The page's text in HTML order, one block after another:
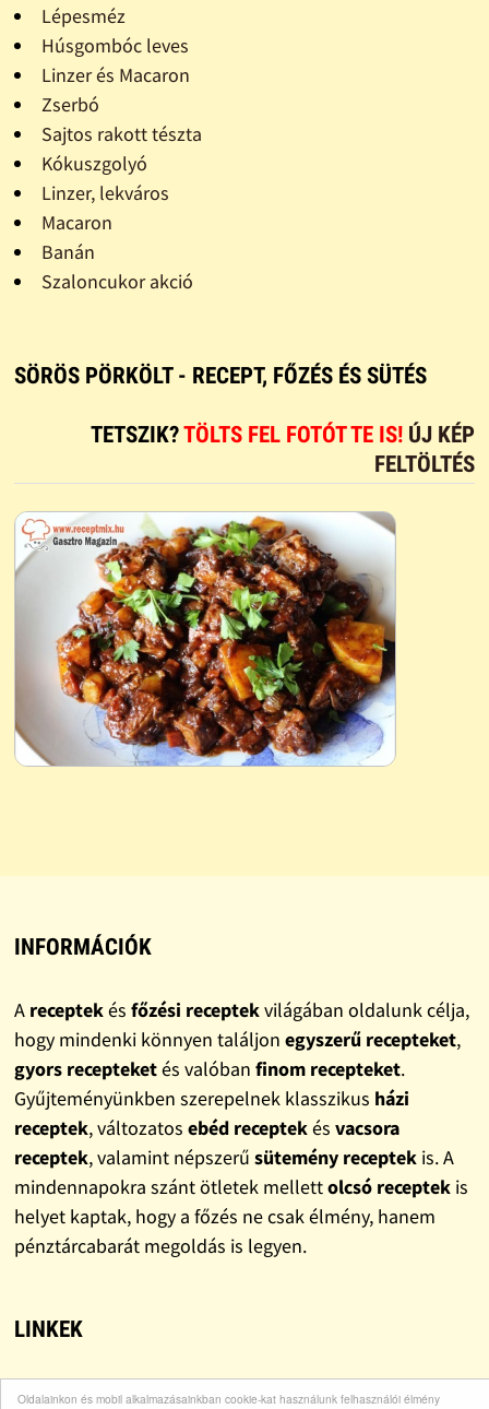
Oldalainkon és mobil alkalmazásainkban cookie-kat használunk felhasználói élmény
Lépesméz
Húsgombóc leves
Linzer és Macaron
Zserbó
Sajtos rakott tészta
Kókuszgolyó
Linzer, lekváros
Macaron
Banán
Szaloncukor akció
SÖRÖS PÖRKÖLT - RECEPT, FŐZÉS ÉS SÜTÉS
TETSZIK?TÖLTS FEL FOTÓT TE IS! ÚJ KÉP
FELTÖLTÉS
INFORMÁCIÓK
A receptekés főzési receptekvilágában oldalunk célja,
hogy mindenki könnyen találjon egyszerű recepteket,
gyors recepteketés valóban finom recepteket.
Gyűjteményünkben szerepelnek klasszikus házi
receptek, változatos ebéd receptekés vacsora
receptek, valamint népszerű sütemény receptekis. A
mindennapokra szánt ötletek mellettolcsó receptekis
helyet kaptak, hogy a főzés ne csak élmény, hanem
pénztárcabarát megoldás is legyen.
LINKEK
Bohócdoktor